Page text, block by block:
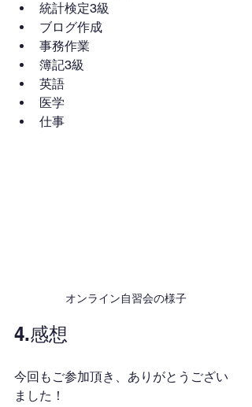
統計検定3級
ブログ作成
事務作業
簿記3級
英語
医学
仕事
オンライン自習会の様子
4.感想
今回もご参加頂き、ありがとうござい
ました！